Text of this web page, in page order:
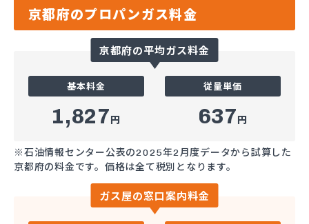
京都府のプロパンガス料金
京都府の平均ガス料金
基本料金
1,827円
従量単価
637円
※石油情報センター公表の2025年2月度データから試算した
京都府の料金です。価格は全て税別となります。
ガス屋の窓口案内料金